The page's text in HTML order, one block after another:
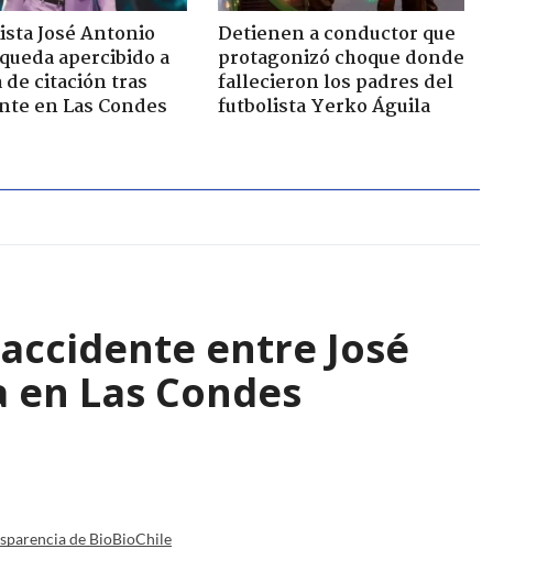
José Antonio
apercibido a
de citación tras
en Las Condes
Detienen a conductor que
protagonizó choque donde
fallecieron los padres del
futbolista Yerko Águila
entre José
Las Condes
de BioBioChile